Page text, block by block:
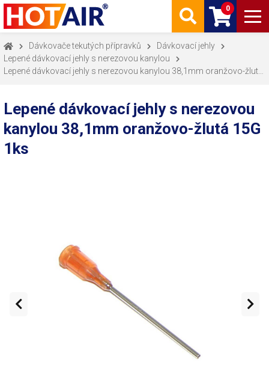
0
Dávkovače tekutých přípravků
Dávkovací jehly
Lepené dávkovací jehly s nerezovou kanylou
Lepené dávkovací jehly s nerezovou kanylou 38,1mm oranžovo-žlutá
Lepené dávkovací jehly s nerezovou
kanylou 38,1mm oranžovo-žlutá 15G
1ks